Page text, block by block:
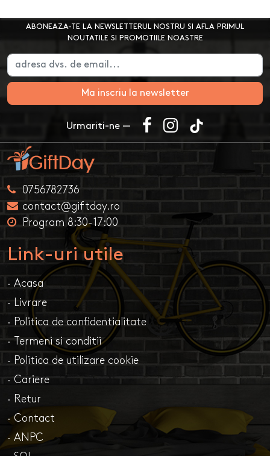
ABONEAZA-TE LA NEWSLETTERUL NOSTRU SI AFLA PRIMUL
NOUTATILE SI PROMOTIILE NOASTRE
Ma inscriu la newsletter
Urmariti-ne —
0756782736
contact@giftday.ro
Program 8:30-17:00
Link-uri utile
· Acasa
· Livrare
· Politica de confidentialitate
· Termeni si conditii
· Politica de utilizare cookie
· Cariere
· Retur
· Contact
· ANPC